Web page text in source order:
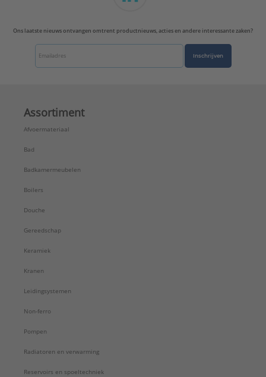
Ons laatste nieuws ontvangen omtrent productnieuws, acties en andere interessante zaken?
Inschrijven
Assortiment
Afvoermateriaal
Bad
Badkamermeubelen
Boilers
Douche
Gereedschap
Keramiek
Kranen
Leidingsystemen
Non-ferro
Pompen
Radiatoren en verwarming
Reservoirs en spoeltechniek